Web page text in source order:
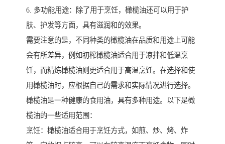
6. 多功能用途：除了用于烹饪，橄榄油还可以用于护
肤、护发等方面，具有滋润和的效果。
需要注意的是，不同种类的橄榄油在品质和用途上可能
会有所差异，例如初榨橄榄油适合用于凉拌和低温烹
饪，而精炼橄榄油则更适合用于高温烹饪。在选择和使
用橄榄油时，应根据自己的需求和实际情况进行选择。
橄榄油是一种健康的食用油，具有多种用途。以下是橄
榄油的一些适用范围：
烹饪：橄榄油适合用于烹饪方式，如煎、炒、烤、炸